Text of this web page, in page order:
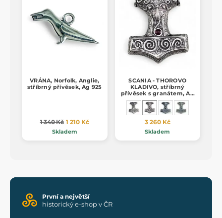
VRÁNA, Norfolk, Anglie,
stříbrný přívěsek, Ag 925
1 340 Kč 1 210 Kč
Skladem
SCANIA - THOROVO
KLADIVO, stříbrný
přívěsek s granátem, Ag
925
3 260 Kč
Skladem
První a největší
historický e-shop v ČR